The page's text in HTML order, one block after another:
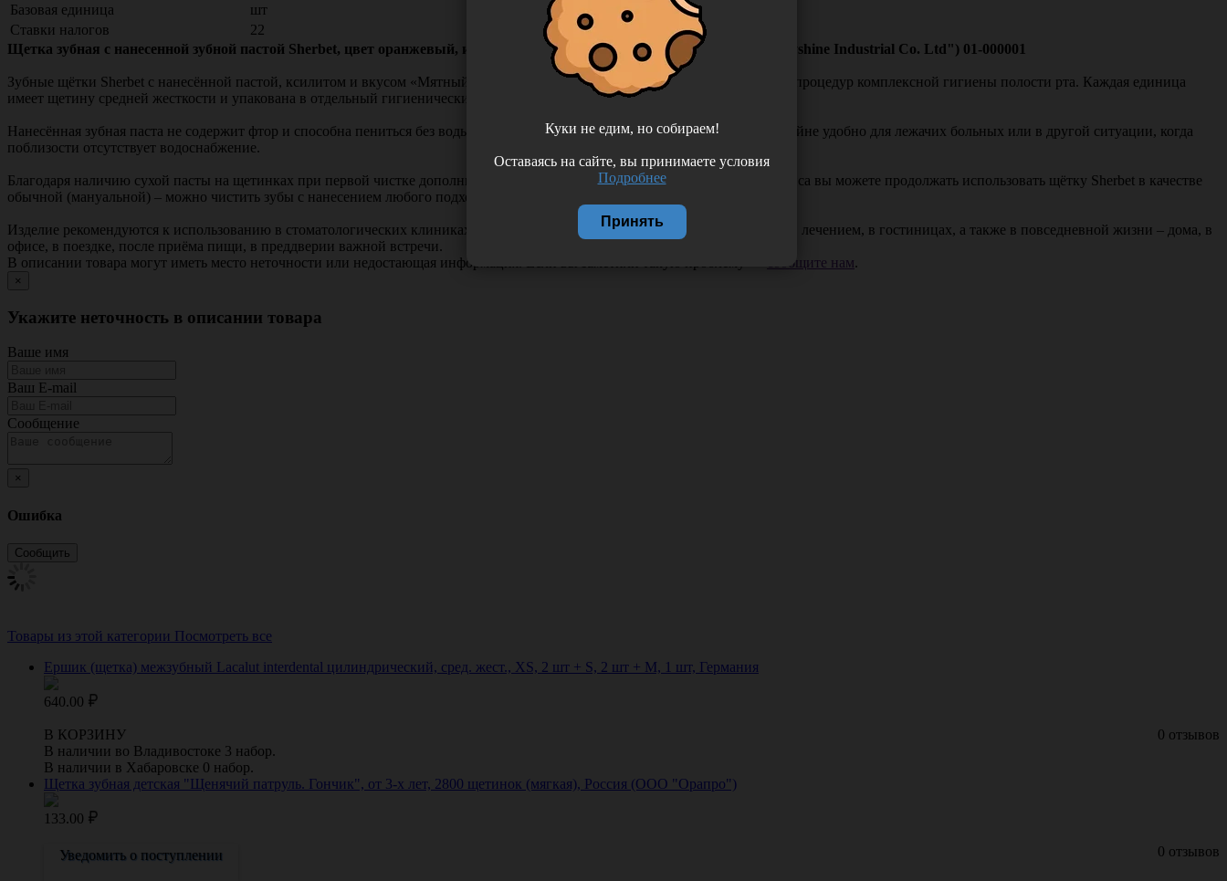
Базовая единица
шт
Ставки налогов
22
Щетка зубная c нанесенной зубной пастой Sherbet, цвет оранжевый, индивидуальная упаковка, Китай ("Yangzhou Holyshine Industrial Co. Ltd") 01-000001
Зубные щётки Sherbet с нанесённой пастой, ксилитом и вкусом «Мятный мусс» предназначены для проведения ежедневных процедур комплексной гигиены полости рта. Каждая единица
имеет щетину средней жесткости и упакована в отдельный гигиенический пакетик с маркировкой.
Нанесённая зубная паста не содержит фтор и способна пениться без воды - лишь посредством слюнного смачивания. Это крайне удобно для лежачих больных или в другой ситуации, когда
поблизости отсутствует водоснабжение.
Благодаря наличию сухой пасты на щетинках при первой чистке дополнительные средства не требуются. После первого сеанса вы можете продолжать использовать щётку Sherbet в качестве
обычной (мануальной) – можно чистить зубы с нанесением любого подходящего средства по 2 минуты дважды в день.
Изделие рекомендуются к использованию в стоматологических клиниках для индивидуального применения перед осмотром, лечением, в гостиницах, а также в повседневной жизни – дома, в
офисе, в поездке, после приёма пищи, в преддверии важной встречи.
В описании товара могут иметь место неточности или недостающая информация. Если вы заметили такую проблему —
сообщите нам.
×
Укажите неточность в описании товара
Ваше имя
Ваш E-mail
Сообщение
×
Ошибка
Товары из этой категории Посмотреть все
Ершик (щетка) межзубный Lacalut interdental цилиндрический, сред. жест., XS, 2 шт + S, 2 шт + M, 1 шт, Германия
640.00
0 отзывов
В КОРЗИНУ
В наличии во Владивостоке 3 набор.
В наличии в Хабаровске 0 набор.
Щетка зубная детская "Щенячий патруль. Гончик", от 3-х лет, 2800 щетинок (мягкая), Россия (ООО "Орапро")
133.00
0 отзывов
Уведомить о поступлении
Куки не едим, но собираем!
Оставаясь на сайте, вы принимаете условия
Подробнее
Принять